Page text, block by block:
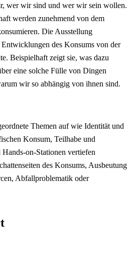
wer wir sind und wer wir sein wollen.
werden zunehmend von dem
Die Ausstellung
des Konsums von der
Beispielhaft zeigt sie, was dazu
eine solche Fülle von Dingen
wir so abhängig von ihnen sind.
Themen auf wie Identität und
Konsum, Teilhabe und
on-Stationen vertiefen
des Konsums, Ausbeutung
Abfallproblematik oder